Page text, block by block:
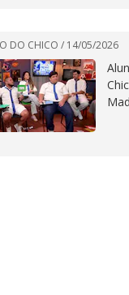
DO CHICO / 14/05/2026